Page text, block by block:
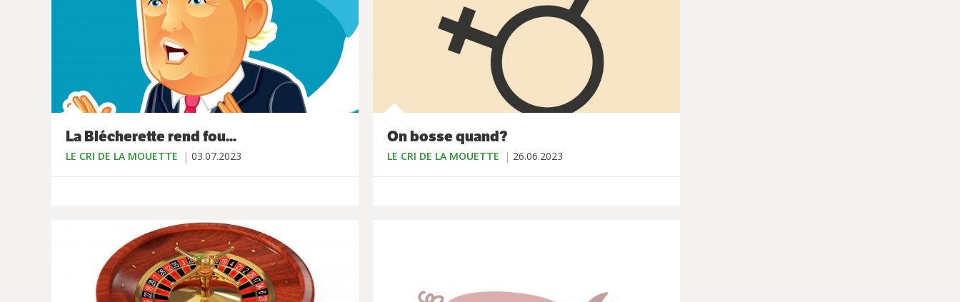
La Blécherette rend fou...
LE CRI DE LA MOUETTE 03.07.2023
On bosse quand?
LE CRI DE LA MOUETTE 26.06.2023